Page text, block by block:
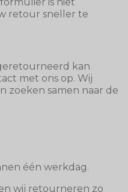
retour sneller te
kan
met ons op. Wij
zoeken samen naar de
één werkdag.
wij retourneren zo